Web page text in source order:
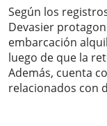
Según los
Devasier
embarcación
luego de que la
Además, cuenta
relacionados con